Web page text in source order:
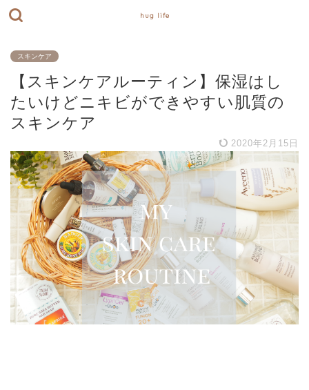
hug life
スキンケア
【スキンケアルーティン】保湿はし
たいけどニキビができやすい肌質の
スキンケア
2020年2月15日